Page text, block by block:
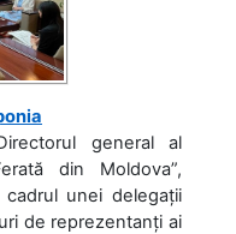
general al
din Moldova”,
unei delegații
de reprezentanți ai